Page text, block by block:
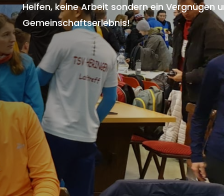
Helfen, keine Arbeit sondern ein Vergnügen
Gemeinschaftserlebnis!